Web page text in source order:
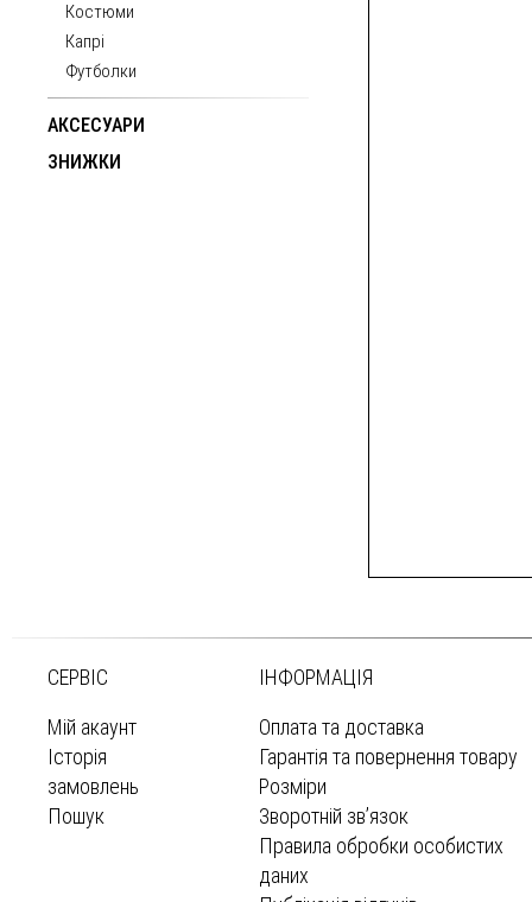
Костюми
Капрі
Футболки
АКСЕСУАРИ
ЗНИЖКИ
СЕРВІС
Мій акаунт
Історія
замовлень
Пошук
ІНФОРМАЦІЯ
Оплата та доставка
Гарантія та повернення товару
Розміри
Зворотній зв’язок
Правила обробки особистих
даних